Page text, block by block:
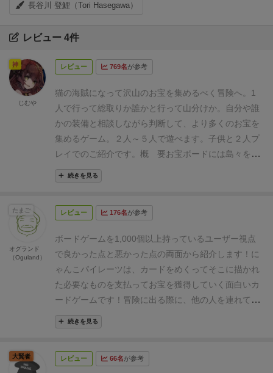
長谷川 登鯉（Tori Hasegawa）
レビュー 4件
レビュー 769名が参考
猫の海賊になって沢山のお宝を集めるべく冒険へ。1
人で行って総取りか誰かと行って山分けか。自分や誰
かの装備と相談しながら判断して、より多くのお宝を
集めるゲーム。２人～５人で遊べます。子供と２人プ
レイでのご紹介です。 概 要お宝ボードには島々をめ
ぐる５つのルートがあり、各島ごとにお宝が手に入り
ます。しかし無防備では危険なので、剣や盾などの準
けますが、無理と判断したらいかない選択も可能。ま
緒に行くこともできます。１人なら総どり一緒に行く
なら山分けです。何故か爆発しそうな爆弾もあり、自
分のところで爆発させないよう誰かに押し付ける必要
もあり。そうしてお宝ボード上のお宝が全て無くなれ
ばゲーム終了。価値に応じて得点換算して最多得点者
が勝利です。
の人はダイスを３個振り、出目に応じて次の処理を行
います。・剣や盾：ストックから剣コマ・盾コマを１
続きを見る
神
じむや
レビュー 176名が参考
ボードゲームを1,000個以上持っているユーザー視点
で良かった点と悪かった点の両面から紹介します！ に
ゃんこパイレーツは、カードをめくってそこに描かれ
た必要なものを支払ってお宝を獲得していく面白いカ
ードゲームです！ 冒険に出る際に、他の人を連れてい
けるというルールと、爆弾の爆発というルールの２つ
が、盛り上がります！冒険に出たいのに、そういう時
爆弾を受け取りたくないのに、爆弾の目が出てしまっ
続きを見る
たまご
オグランド
（Oguland）
レビュー 66名が参考
大賢者